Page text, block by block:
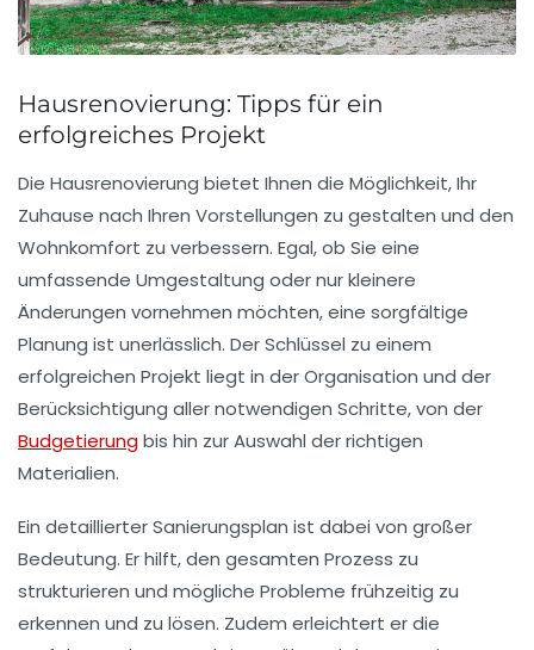
Hausrenovierung: Tipps für ein
erfolgreiches Projekt
Die Hausrenovierung bietet Ihnen die Möglichkeit, Ihr
Zuhause nach Ihren Vorstellungen zu gestalten und den
Wohnkomfort zu verbessern. Egal, ob Sie eine
umfassende Umgestaltung oder nur kleinere
Änderungen vornehmen möchten, eine sorgfältige
Planung ist unerlässlich. Der Schlüssel zu einem
erfolgreichen Projekt liegt in der Organisation und der
Berücksichtigung aller notwendigen Schritte, von der
Budgetierungbis hin zur Auswahl der richtigen
Materialien.
Ein detaillierterSanierungsplan ist dabei von großer
Bedeutung. Er hilft, den gesamten Prozess zu
strukturieren und mögliche Probleme frühzeitig zu
erkennen und zu lösen. Zudem erleichtert er die